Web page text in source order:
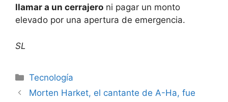
llamar a un cerrajero ni pagar un monto
elevado por una apertura de emergencia.
SL
Tecnología
Morten Harket, el cantante de A-Ha, fue